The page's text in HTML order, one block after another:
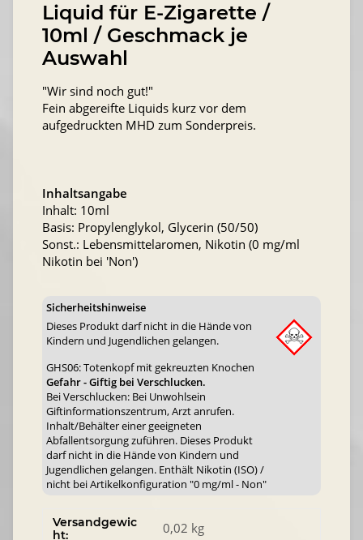
Liquid für E-Zigarette /
10ml / Geschmack je
Auswahl
"Wir sind noch gut!"
Fein abgereifte Liquids kurz vor dem
aufgedruckten MHD zum Sonderpreis.
Inhaltsangabe
Inhalt: 10ml
Basis: Propylenglykol, Glycerin (50/50)
Sonst.: Lebensmittelaromen, Nikotin (0 mg/ml
Nikotin bei 'Non')
Sicherheitshinweise
Dieses Produkt darf nicht in die Hände von
Kindern und Jugendlichen gelangen.
GHS06: Totenkopf mit gekreuzten Knochen
Gefahr - Giftig bei Verschlucken.
Bei Verschlucken: Bei Unwohlsein
Giftinformationszentrum, Arzt anrufen.
Inhalt/Behälter einer geeigneten
Abfallentsorgung zuführen. Dieses Produkt
darf nicht in die Hände von Kindern und
Jugendlichen gelangen. Enthält Nikotin (ISO) /
nicht bei Artikelkonfiguration "0 mg/ml - Non"
Versandgewic
ht:
0,02 kg